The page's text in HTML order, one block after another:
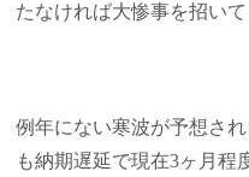
たなければ大惨事を招いて
例年にない寒波が予想さ
も納期遅延で現在3ヶ月程